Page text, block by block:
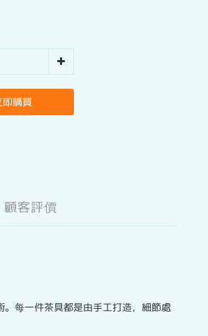
即購買
顧客評價
每一件茶具都是由手工打造，細節處